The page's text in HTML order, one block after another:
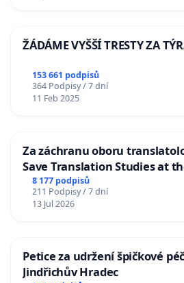
ŽÁDÁME VYŠŠÍ TRESTY ZA
153 661 podpisů
364 Podpisy / 7 dní
11 Feb 2025
Za záchranu oboru
Save Translation Studies at
Charles University
8 177 podpisů
211 Podpisy / 7 dní
13 Jul 2026
Petice za udržení špičkové
Jindřichův Hradec